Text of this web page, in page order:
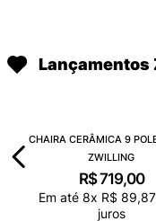
Lançamentos